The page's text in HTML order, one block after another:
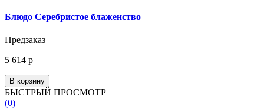
Блюдо Серебристое блаженство
Предзаказ
5 614 р
В корзину
БЫСТРЫЙ ПРОСМОТР
(0)